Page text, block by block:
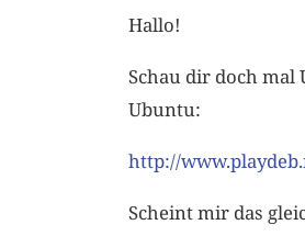
Hallo!
Schau dir doch
Ubuntu:
http://
Scheint mir das